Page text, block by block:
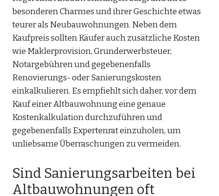
besonderen Charmes und ihrer Geschichte etwas
teurer als Neubauwohnungen. Neben dem
Kaufpreis sollten Käufer auch zusätzliche Kosten
wie Maklerprovision, Grunderwerbsteuer,
Notargebühren und gegebenenfalls
Renovierungs- oder Sanierungskosten
einkalkulieren. Es empfiehlt sich daher, vor dem
Kauf einer Altbauwohnung eine genaue
Kostenkalkulation durchzuführen und
gegebenenfalls Expertenrat einzuholen, um
unliebsame Überraschungen zu vermeiden.
Sind Sanierungsarbeiten bei
Altbauwohnungen oft